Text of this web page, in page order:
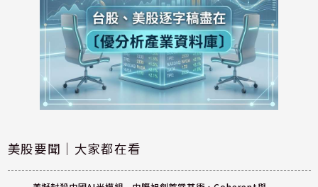
美股要聞｜大家都在看